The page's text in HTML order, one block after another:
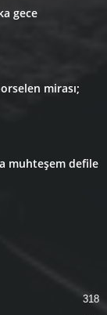
gece
mirası;
muhteşem defile
318